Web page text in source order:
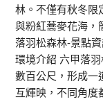
林。不僅有秋冬限
與粉紅蕎麥花海，
落羽松森林-景點
環境介紹 六甲落
數百公尺，形成一
互輝映，不同角